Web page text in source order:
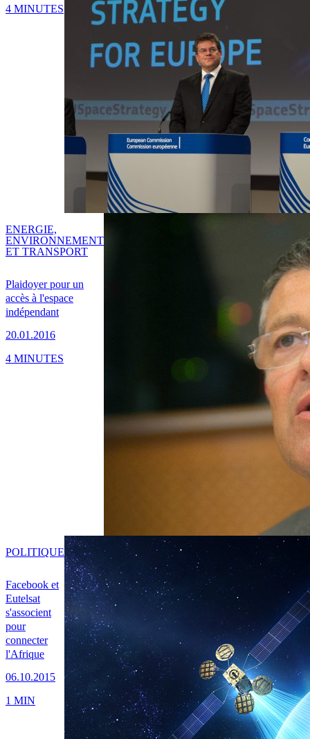
4 MINUTES
Plaidoyer pour un
accès à l'espace
indépendant
20.01.2016
ENERGIE,
ENVIRONNEMENT
ET TRANSPORT
4 MINUTES
Facebook et
Eutelsat
s'associent
pour
connecter
l'Afrique
06.10.2015
POLITIQUE
1 MIN